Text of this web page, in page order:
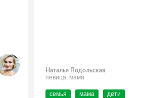
Наталья Подольская
певица, мама
семья мама дети